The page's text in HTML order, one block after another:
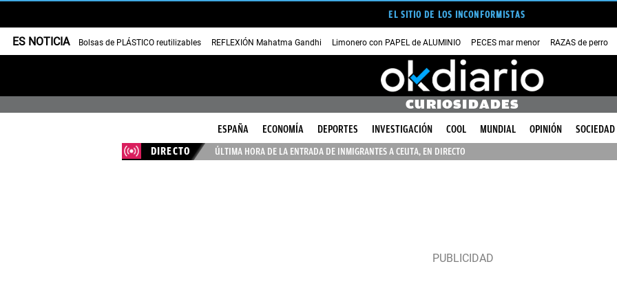
EL SITIO DE LOS INCONFORMISTAS
ES NOTICIA Bolsas de PLÁSTICO reutilizables REFLEXIÓN Mahatma Gandhi Limonero con PAPEL de ALUMINIO PECES mar menor RAZAS de perro
CURIOSIDADES
ESPAÑA ECONOMÍA DEPORTES INVESTIGACIÓN COOL MUNDIAL OPINIÓN SOCIEDAD
DIRECTO
ÚLTIMA HORA DE LA ENTRADA DE INMIGRANTES A CEUTA, EN DIRECTO